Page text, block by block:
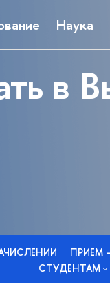
Наука
в
ПРИЕМ
СТУДЕНТАМ